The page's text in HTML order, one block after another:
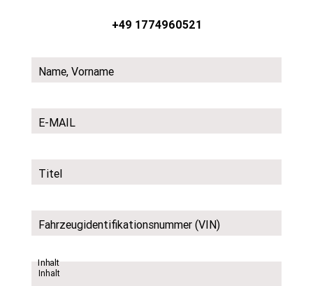
+49 1774960521
Name, Vorname
E-MAIL
Titel
Fahrzeugidentifikationsnummer (VIN)
Inhalt